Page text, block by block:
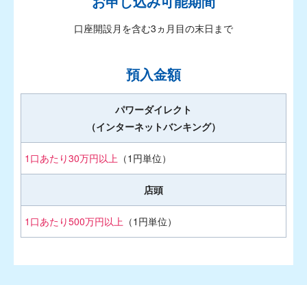
口座開設月を含む3ヵ月目の末日まで
預入金額
パワーダイレクト
（インターネットバンキング）
1口あたり30万円以上 （1円単位）
店頭
1口あたり500万円以上 （1円単位）